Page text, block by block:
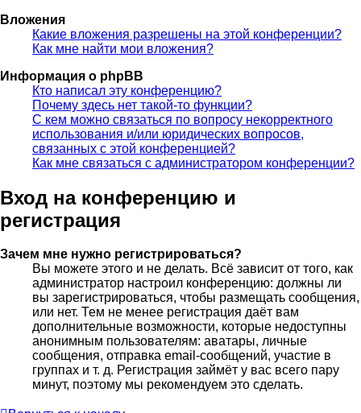
Вложения
Какие вложения разрешены на этой конференции?
Как мне найти мои вложения?
Информация о phpBB
Кто написал эту конференцию?
Почему здесь нет такой-то функции?
С кем можно связаться по вопросу некорректного
использования и/или юридических вопросов,
связанных с этой конференцией?
Как мне связаться с администратором конференции?
Вход на конференцию и
регистрация
Зачем мне нужно регистрироваться?
Вы можете этого и не делать. Всё зависит от того, как
администратор настроил конференцию: должны ли
вы зарегистрироваться, чтобы размещать сообщения,
или нет. Тем не менее регистрация даёт вам
дополнительные возможности, которые недоступны
анонимным пользователям: аватары, личные
сообщения, отправка email-сообщений, участие в
группах и т. д. Регистрация займёт у вас всего пару
минут, поэтому мы рекомендуем это сделать.